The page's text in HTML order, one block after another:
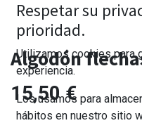
Algodón
15,50€
Respetar su
prioridad.
Utilizamos cookies para
experiencia.
Los usamos para
hábitos en nuestro sitio